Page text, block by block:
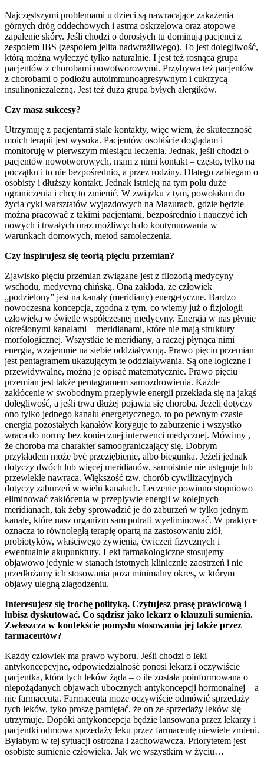
Najczęstszymi problemami u dzieci są nawracające zakażenia
górnych dróg oddechowych i astma oskrzelowa oraz atopowe
zapalenie skóry. Jeśli chodzi o dorosłych tu dominują pacjenci z
zespołem IBS (zespołem jelita nadwrażliwego). To jest dolegliwość,
którą można wyleczyć tylko naturalnie. I jest też rosnąca grupa
pacjentów z chorobami nowotworowymi. Przybywa też pacjentów
z chorobami o podłożu autoimmunoagresywnym i cukrzycą
insulinoniezależną. Jest też duża grupa byłych alergików.
Czy masz sukcesy?
Utrzymuję z pacjentami stale kontakty, więc wiem, że skuteczność
moich terapii jest wysoka. Pacjentów osobiście doglądam i
monitoruję w pierwszym miesiącu leczenia. Jednak, jeśli chodzi o
pacjentów nowotworowych, mam z nimi kontakt – często, tylko na
początku i to nie bezpośrednio, a przez rodziny. Dlatego zabiegam o
osobisty i dłuższy kontakt. Jednak istnieją na tym polu duże
ograniczenia i chcę to zmienić. W związku z tym, powołałam do
życia cykl warsztatów wyjazdowych na Mazurach, gdzie będzie
można pracować z takimi pacjentami, bezpośrednio i nauczyć ich
nowych i trwałych oraz możliwych do kontynuowania w
warunkach domowych, metod samoleczenia.
Czy inspirujesz się teorią pięciu przemian?
Zjawisko pięciu przemian związane jest z filozofią medycyny
wschodu, medycyną chińską. Ona zakłada, że człowiek
„podzielony” jest na kanały (meridiany) energetyczne. Bardzo
nowoczesna koncepcja, zgodna z tym, co wiemy już o fizjologii
człowieka w świetle współczesnej medycyny. Energia w nas płynie
określonymi kanałami – meridianami, które nie mają struktury
morfologicznej. Wszystkie te meridiany, a raczej płynąca nimi
energia, wzajemnie na siebie oddziaływują. Prawo pięciu przemian
jest pentagramem ukazującym te oddziaływania. Są one logiczne i
przewidywalne, można je opisać matematycznie. Prawo pięciu
przemian jest także pentagramem samozdrowienia. Każde
zakłócenie w swobodnym przepływie energii przekłada się na jakąś
dolegliwość, a jeśli trwa dłużej pojawia się choroba. Jeżeli dotyczy
ono tylko jednego kanału energetycznego, to po pewnym czasie
energia pozostałych kanałów koryguje to zaburzenie i wszystko
wraca do normy bez koniecznej interwenci medycznej. Mówimy ,
że choroba ma charakter samoograniczający się. Dobrym
przykładem może być przeziębienie, albo biegunka. Jeżeli jednak
dotyczy dwóch lub więcej meridianów, samoistnie nie ustępuje lub
przewlekle nawraca. Większość tzw. chorób cywilizacyjnych
dotyczy zaburzeń w wielu kanałach. Leczenie powinno stopniowo
eliminować zakłócenia w przepływie energii w kolejnych
meridianach, tak żeby sprowadzić je do zaburzeń w tylko jednym
kanale, które nasz organizm sam potrafi wyeliminować. W praktyce
oznacza to równoległą terapię opartą na zastosowaniu ziół,
probiotyków, właściwego żywienia, ćwiczeń fizycznych i
ewentualnie akupunktury. Leki farmakologiczne stosujemy
objawowo jedynie w stanach istotnych klinicznie zaostrzeń i nie
przedłużamy ich stosowania poza minimalny okres, w którym
objawy ulegną złagodzeniu.
Interesujesz się trochę polityką. Czytujesz prasę prawicową i
lubisz dyskutować. Co sądzisz jako lekarz o klauzuli sumienia.
Zwłaszcza w kontekście pomysłu stosowania jej także przez
farmaceutów?
Każdy człowiek ma prawo wyboru. Jeśli chodzi o leki
antykoncepcyjne, odpowiedzialność ponosi lekarz i oczywiście
pacjentka, która tych leków żąda – o ile została poinformowana o
niepożądanych objawach ubocznych antykoncepcji hormonalnej – a
nie farmaceuta. Farmaceuta może oczywiście odmówić sprzedaży
tych leków, tyko proszę pamiętać, że on ze sprzedaży leków się
utrzymuje. Dopóki antykoncepcja będzie lansowana przez lekarzy i
pacjentki odmowa sprzedaży leku przez farmaceutę niewiele zmieni.
Byłabym w tej sytuacji ostrożna i zachowawcza. Priorytetem jest
osobiste sumienie człowieka. Jak we wszystkim w życiu…